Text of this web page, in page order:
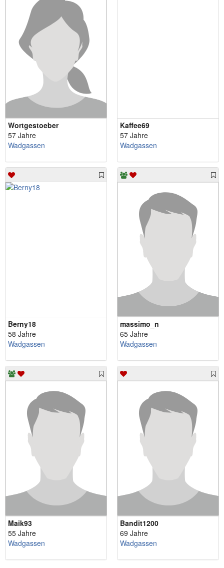
Wortgestoeber
57 Jahre
Wadgassen
Kaffee69
57 Jahre
Wadgassen
Berny18
58 Jahre
Wadgassen
massimo_n
65 Jahre
Wadgassen
Maik93
55 Jahre
Wadgassen
Bandit1200
69 Jahre
Wadgassen